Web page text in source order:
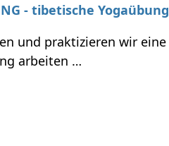
- tibetische
und praktizieren wir
arbeiten …